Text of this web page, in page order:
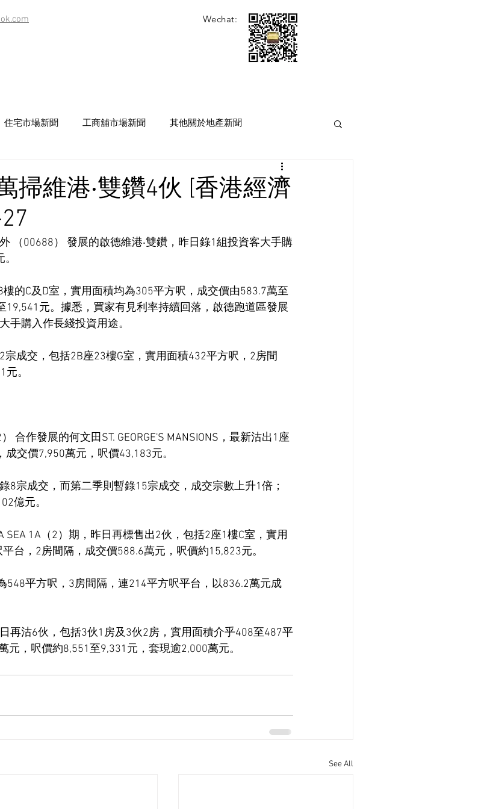
Wechat:
住宅市場新聞 工商舖市場新聞 其他關於地產新聞
掃維港‧雙鑽4伙 [香港經濟
（00688） 發展的啟德維港‧雙鑽，昨日錄1組投資客大手購
的C及D室，實用面積均為305平方呎，成交價由583.7萬至
19,541元。據悉，買家有見利率持續回落，啟德跑道區發展
手購入作長綫投資用途。
成交，包括2B座23樓G室，實用面積432平方呎，2房間
。
合作發展的何文田ST. GEORGE'S MANSIONS，最新沽出1座
交價7,950萬元，呎價43,183元。
8宗成交，而第二季則暫錄15宗成交，成交宗數上升1倍；
億元。
SEA 1A（2）期，昨日再標售出2伙，包括2座1樓C室，實用
台，2房間隔，成交價588.6萬元，呎價約15,823元。
548平方呎，3房間隔，連214平方呎平台，以836.2萬元成
再沽6伙，包括3伙1房及3伙2房，實用面積介乎408至487平
元，呎價約8,551至9,331元，套現逾2,000萬元。
See All